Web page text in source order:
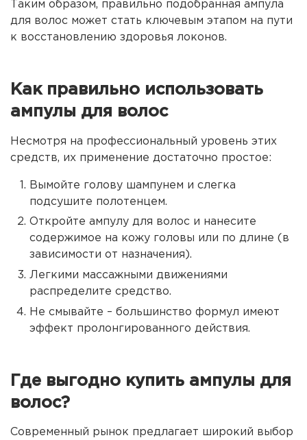
Таким образом, правильно подобранная ампула
для волос может стать ключевым этапом на пути
к восстановлению здоровья локонов.
Как правильно использовать
ампулы для волос
Несмотря на профессиональный уровень этих
средств, их применение достаточно простое:
Вымойте голову шампунем и слегка
подсушите полотенцем.
Откройте ампулу для волос и нанесите
содержимое на кожу головы или по длине (в
зависимости от назначения).
Легкими массажными движениями
распределите средство.
Не смывайте – большинство формул имеют
эффект пролонгированного действия.
Где выгодно купить ампулы для
волос?
Современный рынок предлагает широкий выбор